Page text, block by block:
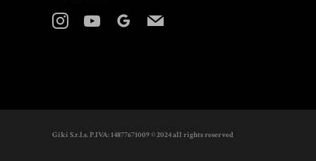
instagramyoutubegoogleplus
mail
Giki S.r.l.s. P.IVA: 14877671009 © 2024 all rights reserved